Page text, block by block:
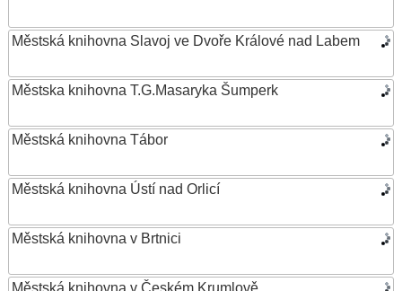
Městská knihovna Slavoj ve Dvoře Králové nad Labem
Městska knihovna T.G.Masaryka Šumperk
Městská knihovna Tábor
Městská knihovna Ústí nad Orlicí
Městská knihovna v Brtnici
Městská knihovna v Českém Krumlově